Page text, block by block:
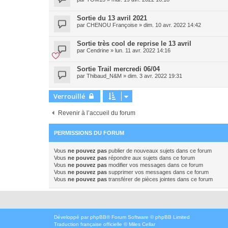
Sortie du 13 avril 2021
par CHENOU Françoise » dim. 10 avr. 2022 14:42
Sortie très cool de reprise le 13 avril
par Cendrine » lun. 11 avr. 2022 14:16
Sortie Trail mercredi 06/04
par Thibaud_N&M » dim. 3 avr. 2022 19:31
Verrouillé
Revenir à l’accueil du forum
PERMISSIONS DU FORUM
Vous ne pouvez pas publier de nouveaux sujets dans ce forum
Vous ne pouvez pas répondre aux sujets dans ce forum
Vous ne pouvez pas modifier vos messages dans ce forum
Vous ne pouvez pas supprimer vos messages dans ce forum
Vous ne pouvez pas transférer de pièces jointes dans ce forum
Développé par phpBB® Forum Software © phpBB Limited
Traduction française officielle ©Miles Cellar